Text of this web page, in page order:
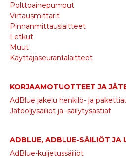
Polttoainepumput
Virtausmittarit
Pinnanmittauslaitteet
Letkut
Muut
Käyttäjäseurantalaitteet
KORJAAMOTUOTTEET JA
AdBlue jakelu henkilö- ja
Jäteöljysäiliöt ja -säilytysastiat
ADBLUE, ADBLUE-SÄILIÖT JA
AdBlue-kuljetussäiliöt